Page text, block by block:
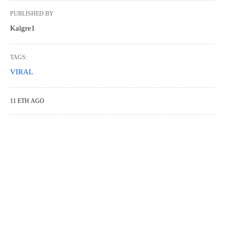
PUBLISHED BY
Kalgre1
TAGS:
VIRAL
11 ΈΤΗ AGO